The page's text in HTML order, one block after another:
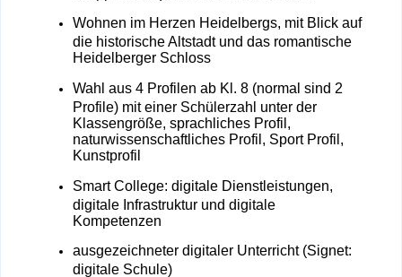
Wohnen im Herzen Heidelbergs, mit Blick auf
die historische Altstadt und das romantische
Heidelberger Schloss
Wahl aus 4 Profilen ab Kl. 8 (normal sind 2
Profile) mit einer Schülerzahl unter der
Klassengröße, sprachliches Profil,
naturwissenschaftliches Profil, Sport Profil,
Kunstprofil
Smart College: digitale Dienstleistungen,
digitale Infrastruktur und digitale
Kompetenzen
ausgezeichneter digitaler Unterricht (Signet:
digitale Schule)